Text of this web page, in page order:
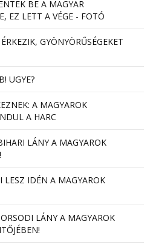
BE A MAGYAR
EZ LETT A VÉGE - FOTÓ
GYÖNYÖRŰSÉGEKET
UGYE?
A MAGYAROK
A HARC
LÁNY A MAGYAROK
IDÉN A MAGYAROK
LÁNY A MAGYAROK